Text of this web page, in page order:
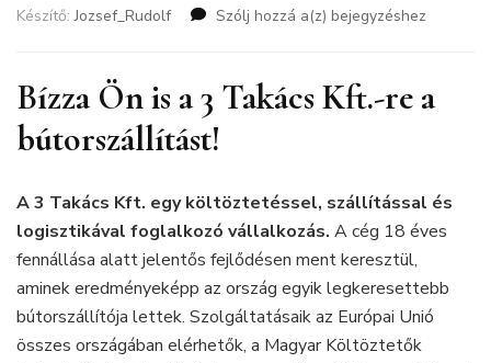
Készítő:Jozsef_Rudolf Szólj hozzá a(z) Tehertaxi
és
környékén
bejegyzéshez
Bízza Ön is a 3 Takács Kft.-re a
bútorszállítást!
A 3 Takács Kft. egy költöztetéssel, szállítással és
logisztikával foglalkozó vállalkozás. A cég 18 éves
fennállása alatt jelentős fejlődésen ment keresztül,
aminek eredményeképp az ország egyik legkeresettebb
bútorszállítója lettek. Szolgáltatásaik az Európai Unió
összes országában elérhetők, a Magyar Költöztetők